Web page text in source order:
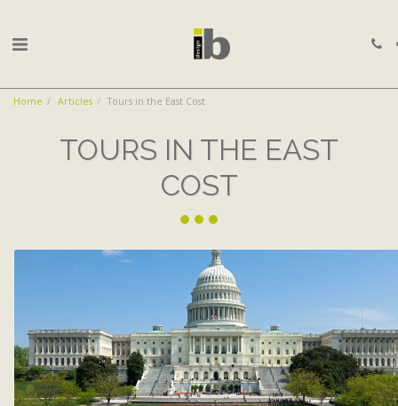
Home Articles Tours in the East Cost
TOURS IN THE EAST
COST